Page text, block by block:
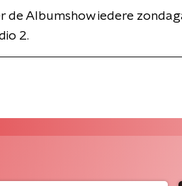
de Albumshow iedere
2.